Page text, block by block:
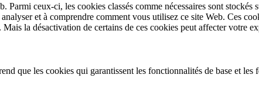
ceux-ci, les cookies classés comme nécessaires sont stockés
et à comprendre comment vous utilisez ce site Web. Ces
la désactivation de certains de ces cookies peut affecter votre
que les cookies qui garantissent les fonctionnalités de base et